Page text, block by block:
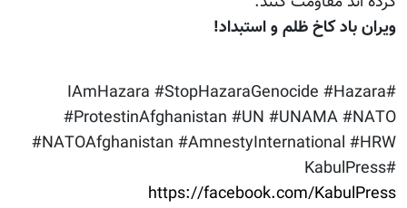
ویران باد کاخ ظلم و استبداد!
#IAmHazara #StopHazaraGenocide #Hazara
#ProtestinAfghanistan #UN #UNAMA #NATO
#NATOAfghanistan #AmnestyInternational #HRW
#KabulPress
https://facebook.com/KabulPress